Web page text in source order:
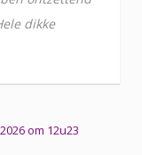
dikke
om 12u23